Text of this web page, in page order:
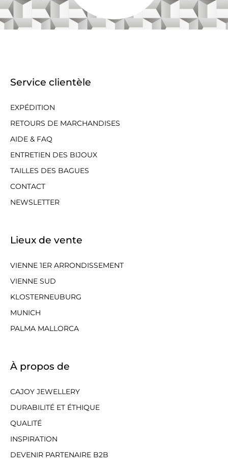
Service clientèle
EXPÉDITION
RETOURS DE MARCHANDISES
AIDE & FAQ
ENTRETIEN DES BIJOUX
TAILLES DES BAGUES
CONTACT
NEWSLETTER
Lieux de vente
VIENNE 1ER ARRONDISSEMENT
VIENNE SUD
KLOSTERNEUBURG
MUNICH
PALMA MALLORCA
À propos de
CAJOY JEWELLERY
DURABILITÉ ET ÉTHIQUE
QUALITÉ
INSPIRATION
DEVENIR PARTENAIRE B2B